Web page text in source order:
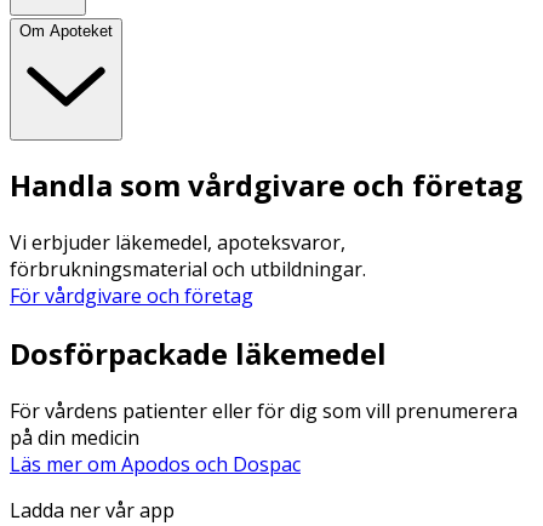
Om Apoteket
Handla som vårdgivare och företag
Vi erbjuder läkemedel, apoteksvaror,
förbrukningsmaterial och utbildningar.
För vårdgivare och företag
Dosförpackade läkemedel
För vårdens patienter eller för dig som vill prenumerera
på din medicin
Läs mer om Apodos och Dospac
Ladda ner vår app